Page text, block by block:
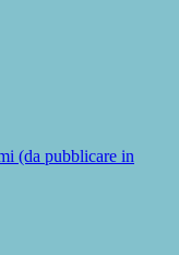
(da pubblicare in